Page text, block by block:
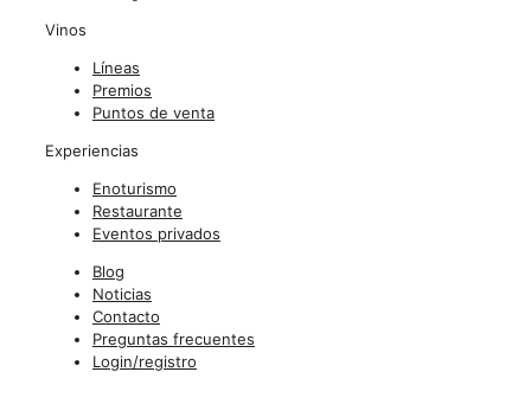
Vinos
Líneas
Premios
Puntos de venta
Experiencias
Enoturismo
Restaurante
Eventos privados
Blog
Noticias
Contacto
Preguntas frecuentes
Login/registro